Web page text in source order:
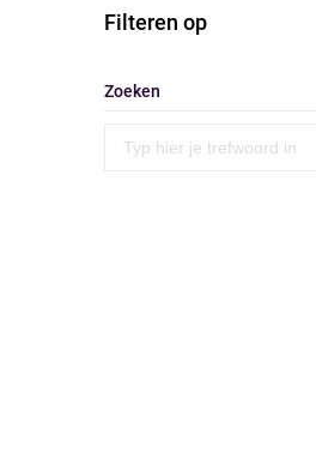
Filteren op
Zoeken